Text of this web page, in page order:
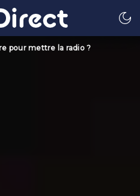
pour mettre la radio ?